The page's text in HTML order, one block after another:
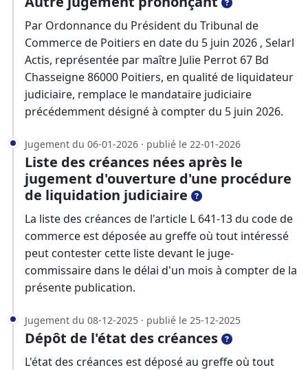
Par Ordonnance du Président du Tribunal de
Commerce de Poitiers en date du 5 juin 2026 , Selarl
Actis, représentée par maître Julie Perrot 67 Bd
Chasseigne 86000 Poitiers, en qualité de liquidateur
judiciaire, remplace le mandataire judiciaire
précédemment désigné à compter du 5 juin 2026.
Jugement du 06-01-2026 · publié le 22-01-2026
Liste des créances nées après le
jugement d'ouverture d'une procédure
de liquidation judiciaire
La liste des créances de l'article L 641-13 du code de
commerce est déposée au greffe où tout intéressé
peut contester cette liste devant le juge-
commissaire dans le délai d'un mois à compter de la
présente publication.
Jugement du 08-12-2025 · publié le 25-12-2025
Dépôt de l'état des créances
L'état des créances est déposé au greffe où tout